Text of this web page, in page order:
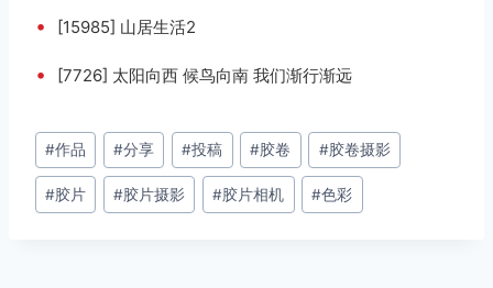
• [15985] 山居生活2
• [7726] 太阳向西 候鸟向南 我们渐行渐远
文
章
标
#作品 #分享 #投稿 #胶卷 #胶卷摄影
#胶片 #胶片摄影 #胶片相机 #色彩